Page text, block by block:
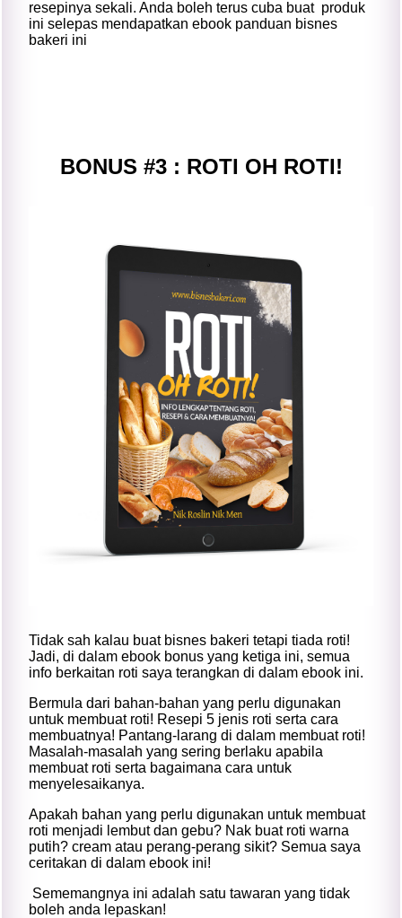
resepinya sekali. Anda boleh terus cuba buat produk
ini selepas mendapatkan ebook panduan bisnes
bakeri ini
BONUS #3 : ROTI OH ROTI!
Tidak sah kalau buat bisnes bakeri tetapi tiada roti!
Jadi, di dalam ebook bonus yang ketiga ini, semua
info berkaitan roti saya terangkan di dalam ebook ini.
Bermula dari bahan-bahan yang perlu digunakan
untuk membuat roti! Resepi 5 jenis roti serta cara
membuatnya! Pantang-larang di dalam membuat roti!
Masalah-masalah yang sering berlaku apabila
membuat roti serta bagaimana cara untuk
menyelesaikanya.
Apakah bahan yang perlu digunakan untuk membuat
roti menjadi lembut dan gebu? Nak buat roti warna
putih? cream atau perang-perang sikit? Semua saya
ceritakan di dalam ebook ini!
Sememangnya ini adalah satu tawaran yang tidak
boleh anda lepaskan!